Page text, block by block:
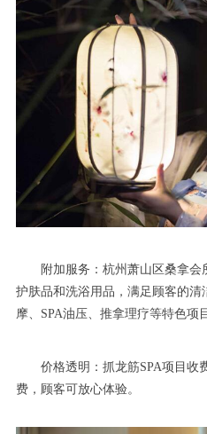
附加服务：杭州萧山区桑拿会
护肤品和洗浴用品，满足顾客的
摩、SPA油压、推拿理疗等特色项
价格透明：抓龙筋SPA项目收
费，顾客可放心体验。